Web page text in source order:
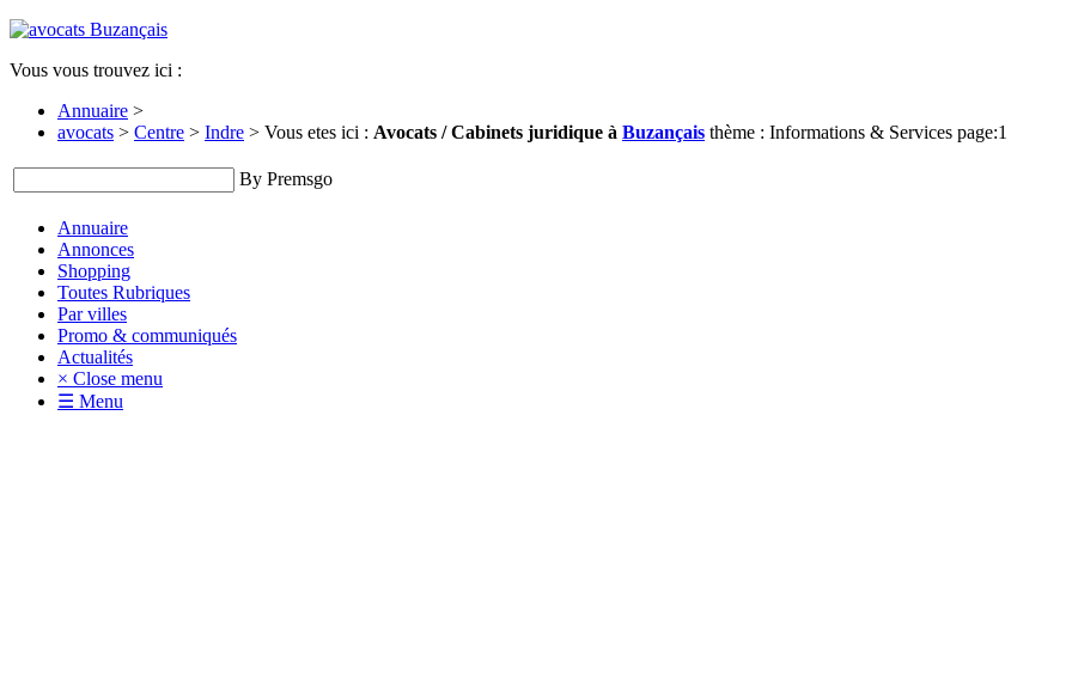
Vous vous trouvez ici :
Annuaire >
avocats > Centre > Indre > Vous etes ici : Avocats / Cabinets juridique à Buzançais thème : Informations & Services page:1
By Premsgo
Annuaire
Annonces
Shopping
Toutes Rubriques
Par villes
Promo & communiqués
Actualités
× Close menu
☰ Menu